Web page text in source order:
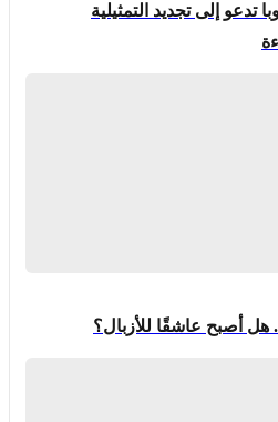
تدعو إلى تجديد التمثيلية
هل أصبح عاشقًا للأزبال؟